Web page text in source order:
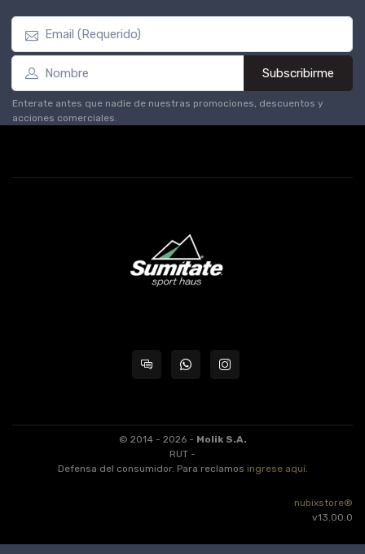
Subscribirme
Enterate antes que nadie de nuestras promociones, descuentos y
acciones comerciales.
© 2014 - 2026 - Molik S.A.
RUT -
Defensa del consumidor. Para reclamos ingrese aquí.
nubixstore®
v13.00.0